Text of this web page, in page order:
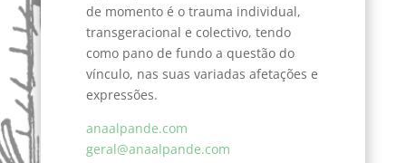
de momento é o trauma individual,
transgeracional e colectivo, tendo
como pano de fundo a questão do
vínculo, nas suas variadas afetações e
expressões.
anaalpande.com
geral@anaalpande.com